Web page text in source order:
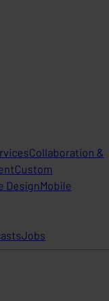
Collaboration &
Custom
DesignMobile
Jobs